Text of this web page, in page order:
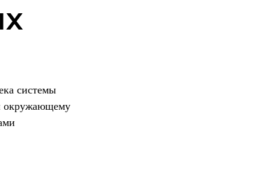
системы
окружающему